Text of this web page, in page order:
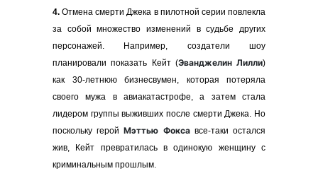
4.Отмена смертиДжека в пилотной серии повлекла
за собой множество изменений в судьбе других
персонажей. Например, создатели шоу
планировали показать Кейт (Эванджелин Лилли)
как 30-летнюю бизнесвумен, которая потеряла
своего мужа в авиакатастрофе, а затем стала
лидером группы выживших после смерти Джека. Но
поскольку герой Мэттью Фокса все-таки остался
жив,
Кейт
превратилась в одинокую женщину с
криминальным прошлым.